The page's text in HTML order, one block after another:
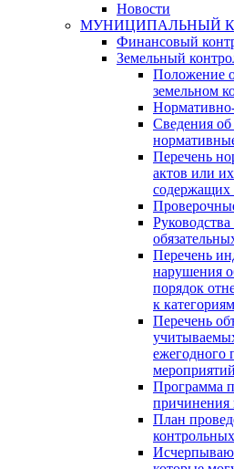
Новости
МУНИЦИПАЛЬНЫЙ
Финансовый
Земельный
Положение
земельном
Сведения
Перечень
актов или
содержащих
Перечень
нарушения
порядок
к
Перечень
ежегодного
мероприятий
Программа
причинения
План